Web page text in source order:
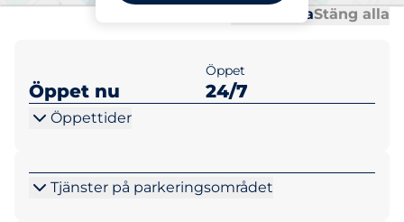
Öppna allaStäng alla
Öppet nu
Öppet
24/7
Öppettider
Tjänster på parkeringsområdet